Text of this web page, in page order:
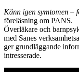
Känn igen symtomen –
föreläsning om PANS.
Överläkare och
med Sanes
ger grundläggande
intresserade.